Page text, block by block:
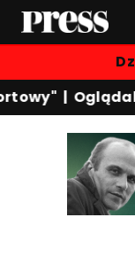
|